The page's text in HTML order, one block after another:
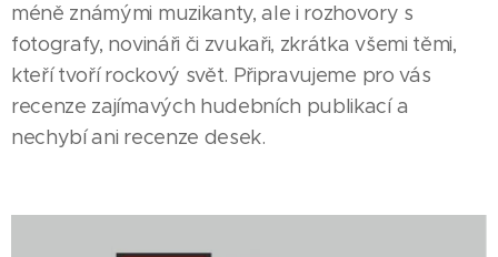
méně známými muzikanty, ale i rozhovory s
fotografy, novináři či zvukaři, zkrátka všemi těmi,
kteří tvoří rockový svět. Připravujeme pro vás
recenze zajímavých hudebních publikací a
nechybí ani recenze desek.